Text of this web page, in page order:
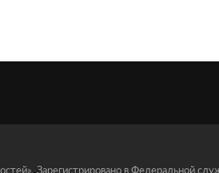
Зарегистрировано в Федеральной